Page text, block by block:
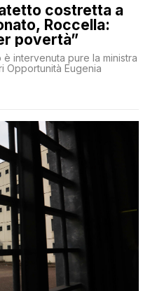
costretta a
Roccella:
povertà”
intervenuta pure la ministra
Opportunità Eugenia